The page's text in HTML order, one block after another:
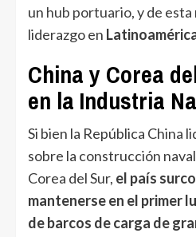
un hub portuario, y de
liderazgo en
China y Corea
en la Industria
Si bien la República China
sobre la construcción
Corea del Sur, el país
mantenerse en el primer
de barcos de carga de